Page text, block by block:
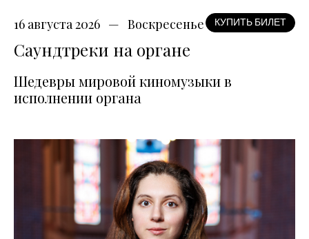
16 августа 2026 Воскресенье КУПИТЬ БИЛЕТ
Саундтреки на органе
Шедевры мировой киномузыки в
исполнении органа